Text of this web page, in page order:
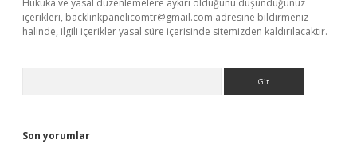
Hukuka ve yasal düzenlemelere aykırı olduğunu düşündüğünüz
içerikleri, backlinkpanelicomtr@gmail.com adresine bildirmeniz
halinde, ilgili içerikler yasal süre içerisinde sitemizden kaldırılacaktır.
Son yorumlar